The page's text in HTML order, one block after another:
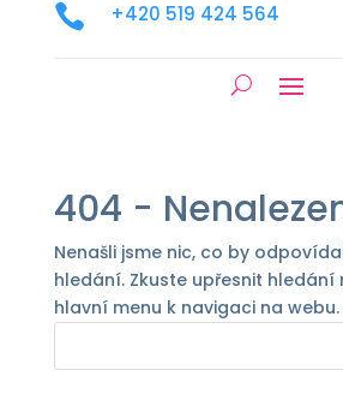
 +420 519 424 564
404 -
Nenašli jsme nic, co by
hledání. Zkuste upřesnit hledání
hlavní menu k navigaci na webu.